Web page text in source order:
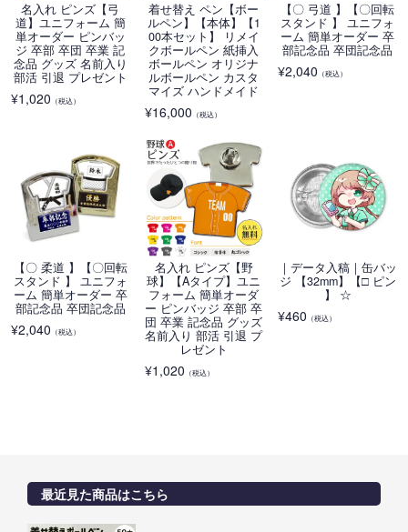
名入れ ピンズ【弓
道】ユニフォーム 簡
単オーダー ピンバッ
ジ 卒部 卒団 卒業 記
念品 グッズ 名前入り
部活 引退 プレゼント
¥1,020 （税込）
着せ替え ペン【ボー
ルペン】【本体】【1
00本セット】 リメイ
クボールペン 紙挿入
ボールペン オリジナ
ルボールペン カスタ
マイズ ハンドメイド
¥16,000 （税込）
【〇 弓道 】【〇回転
スタンド 】 ユニフォ
ーム 簡単オーダー 卒
部記念品 卒団記念品
¥2,040 （税込）
【〇 柔道 】【〇回転
スタンド 】 ユニフォ
ーム 簡単オーダー 卒
部記念品 卒団記念品
¥2,040 （税込）
名入れ ピンズ【野
球】【Aタイプ】ユニ
フォーム 簡単オーダ
ー ピンバッジ 卒部 卒
団 卒業 記念品 グッズ
名前入り 部活 引退 プ
レゼント
¥1,020 （税込）
｜データ入稿｜缶バッ
ジ 【32mm】【□ ピン
】 ☆
¥460 （税込）
最近見た商品はこちら